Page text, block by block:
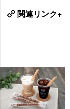
関連リンク+